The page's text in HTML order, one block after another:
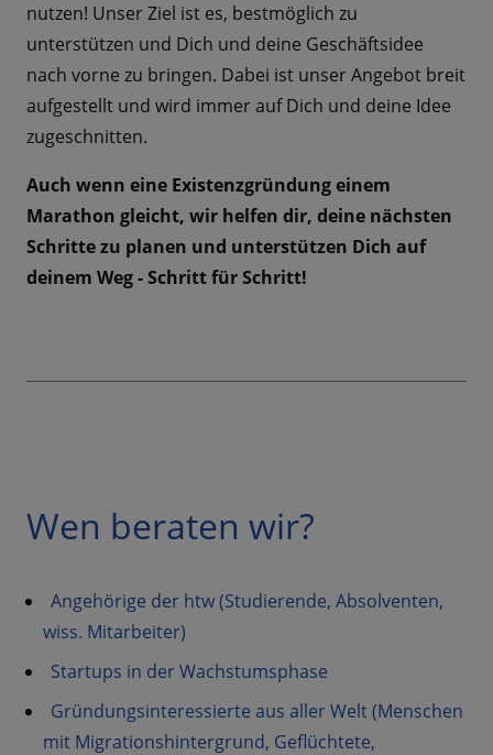
nutzen! Unser Ziel ist es, bestmöglich zu
unterstützen und Dich und deine Geschäftsidee
nach vorne zu bringen. Dabei ist unser Angebot breit
aufgestellt und wird immer auf Dich und deine Idee
zugeschnitten.
Auch wenn eine Existenzgründung einem
Marathon gleicht, wir helfen dir, deine nächsten
Schritte zu planen und unterstützen Dich auf
deinem Weg - Schritt für Schritt!
Wen beraten wir?
Angehörige der htw (Studierende, Absolventen,
wiss. Mitarbeiter)
Startups in der Wachstumsphase
Gründungsinteressierte aus aller Welt (Menschen
mit Migrationshintergrund, Geflüchtete,